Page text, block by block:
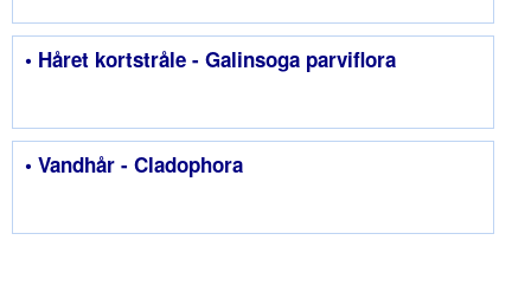
• Håret kortstråle - Galinsoga parviflora
• Vandhår - Cladophora